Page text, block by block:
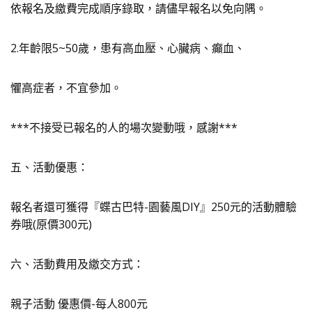
依報名及繳費完成順序錄取，請儘早報名以免向隅。
2.年齡限5~50歲，患有高血壓、心臟病、癲血、
懼高症者，不宜參加。
***不接受已報名的人的場次變動哦，感謝***
五、活動優惠：
報名者還可獲得『蝶古巴特-園藝風DIY』250元的活動體驗
券哦(原價300元)
六、活動費用及繳交方式：
親子活動 優惠價-每人800元